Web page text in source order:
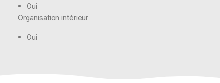
Oui
Organisation intérieur
Oui